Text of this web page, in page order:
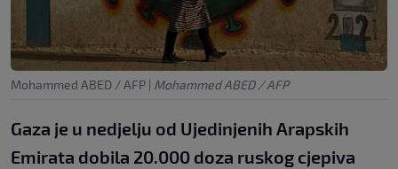
Mohammed ABED / AFP | Mohammed ABED / AFP
Gaza je u nedjelju od Ujedinjenih Arapskih
Emirata dobila 20.000 doza ruskog cjepiva